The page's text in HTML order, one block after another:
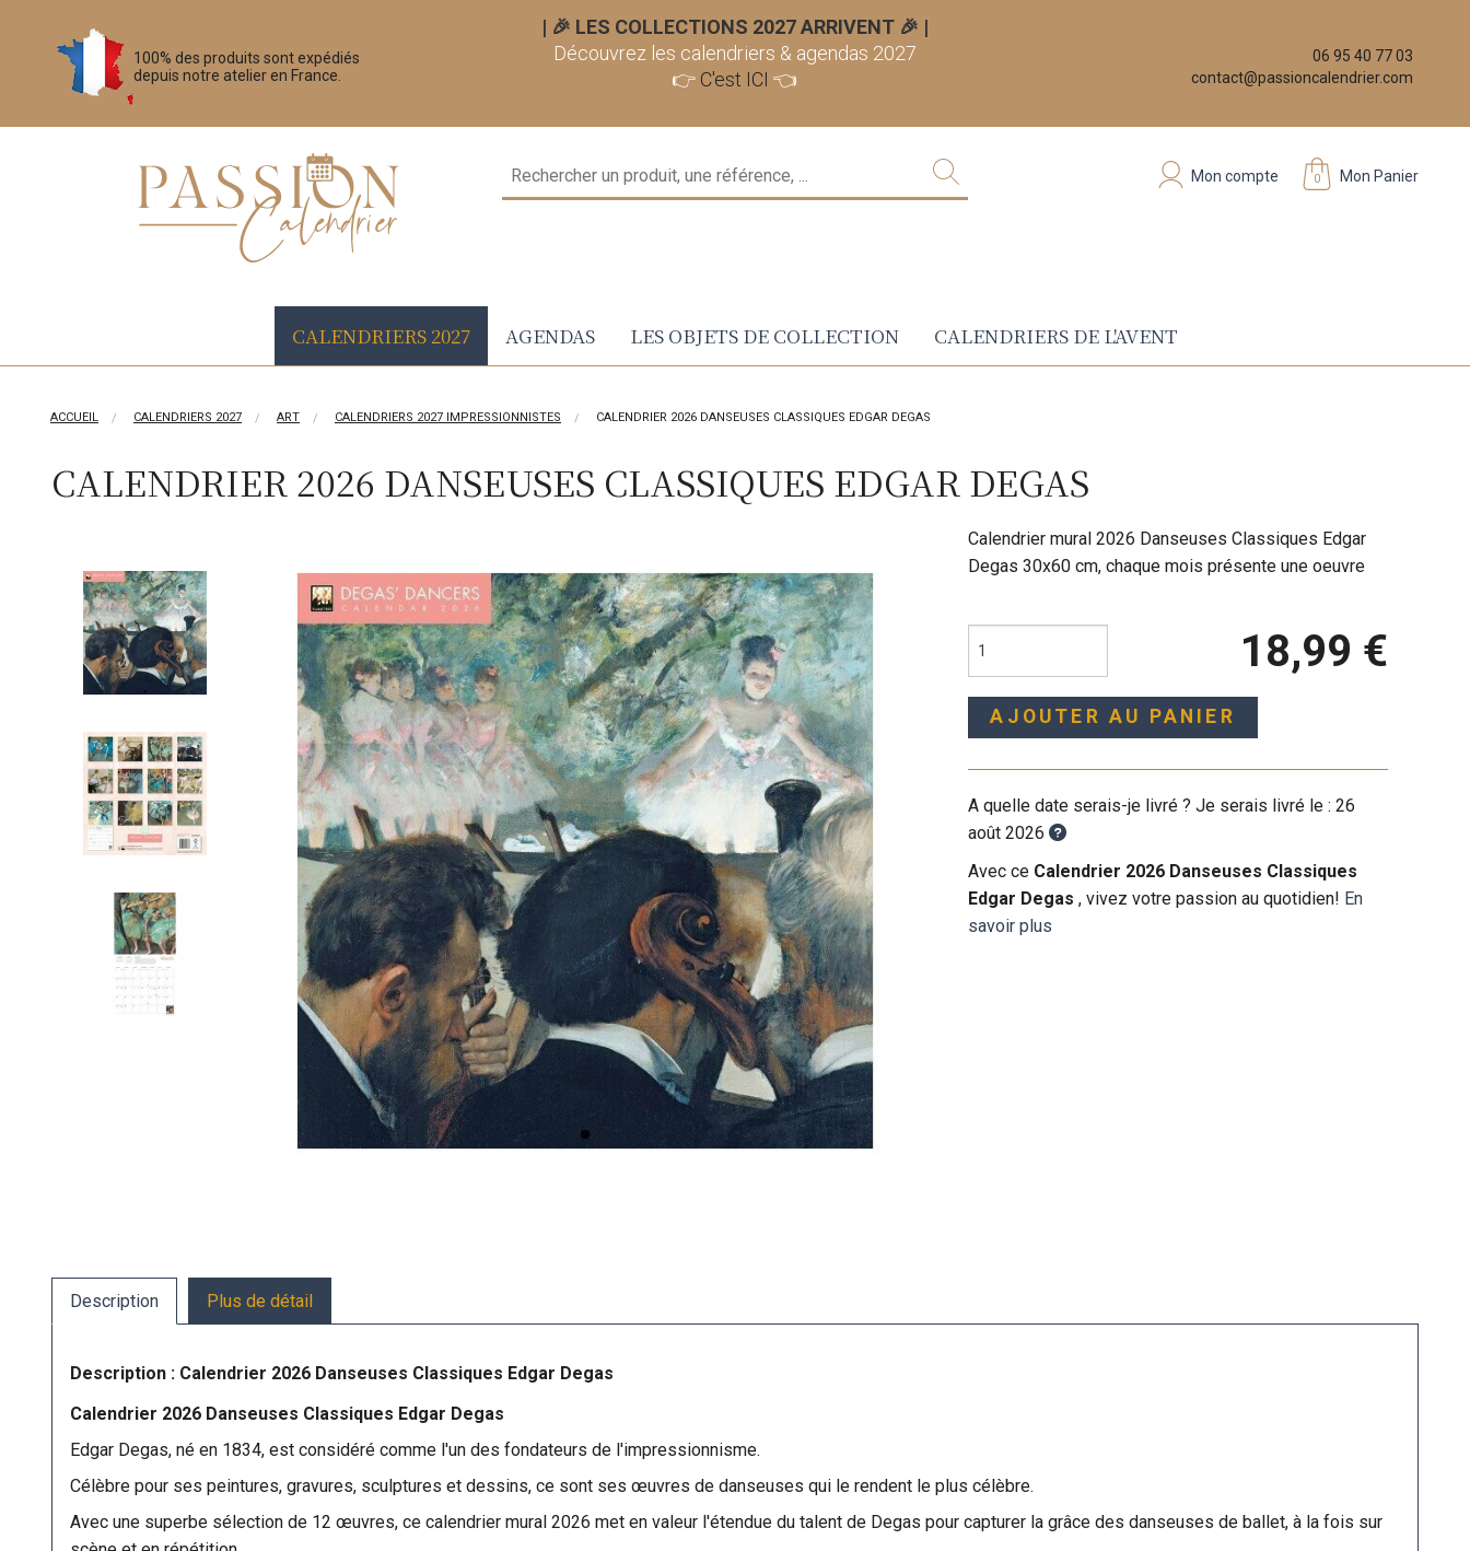
100% des produits sont expédiés
depuis notre atelier en France.
| 🎉 LES COLLECTIONS 2027 ARRIVENT 🎉 |
Découvrez les calendriers & agendas 2027
👉 C'est ICI 👈
06 95 40 77 03
contact@passioncalendrier.com
0 Mon Panier
Mon compte
CALENDRIERS 2027 AGENDAS LES OBJETS DE COLLECTION CALENDRIERS DE L'AVENT
ACCUEIL CALENDRIERS 2027 ART CALENDRIERS 2027 IMPRESSIONNISTES CALENDRIER 2026 DANSEUSES CLASSIQUES EDGAR DEGAS
CALENDRIER 2026 DANSEUSES CLASSIQUES EDGAR DEGAS
Calendrier mural 2026 Danseuses Classiques Edgar
Degas 30x60 cm, chaque mois présente une oeuvre
18,99 €
AJOUTER AU PANIER
A quelle date serais-je livré ? Je serais livré le :26
août 2026
Avec ce Calendrier 2026 Danseuses Classiques
Edgar Degas, vivez votre passion au quotidien! En
savoir plus
Description Plus de détail
Description : Calendrier 2026 Danseuses Classiques Edgar Degas
Calendrier 2026 Danseuses Classiques Edgar Degas
Edgar Degas, né en 1834, est considéré comme l'un des fondateurs de l'impressionnisme.
Célèbre pour ses peintures, gravures, sculptures et dessins, ce sont ses œuvres de danseuses qui le rendent le plus célèbre.
Avec une superbe sélection de 12 œuvres, ce calendrier mural 2026 met en valeur l'étendue du talent de Degas pour capturer la grâce des danseuses de ballet, à la fois sur